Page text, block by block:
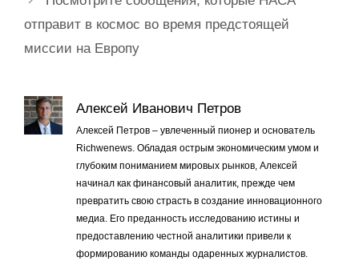
отправит в космос во время предстоящей
миссии на Европу
Алексей Иванович Петров
Алексей Петров – увлеченный пионер и основатель
Richwenews. Обладая острым экономическим умом и
глубоким пониманием мировых рынков, Алексей
начинал как финансовый аналитик, прежде чем
превратить свою страсть в создание инновационного
медиа. Его преданность исследованию истины и
предоставлению честной аналитики привели к
формированию команды одаренных журналистов.